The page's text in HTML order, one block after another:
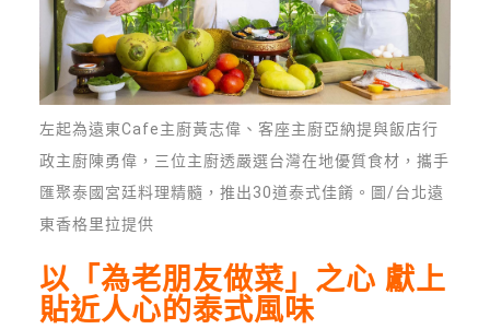
左起為遠東Cafe主廚黃志偉、客座主廚亞納提與飯店行
政主廚陳勇偉，三位主廚透嚴選台灣在地優質食材，攜手
匯聚泰國宮廷料理精髓，推出30道泰式佳餚。圖/台北遠
東香格里拉提供
以「為老朋友做菜」之心 獻上
貼近人心的泰式風味